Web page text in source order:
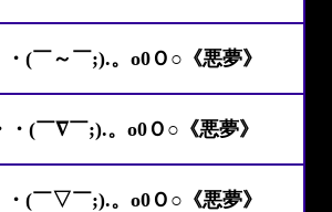
(￣～￣;).。o0Ｏ○《悪夢》
・(￣∇￣;).。o0Ｏ○《悪夢》
・(￣▽￣;).。o0Ｏ○《悪夢》